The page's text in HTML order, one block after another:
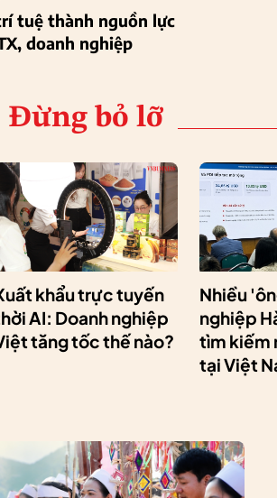
tuệ thành nguồn lực
doanh nghiệp
Đừng bỏ lỡ
khẩu trực tuyến
AI: Doanh nghiệp
tăng tốc thế nào?
Nhiều
nghiệp
tìm kiếm
tại Việt